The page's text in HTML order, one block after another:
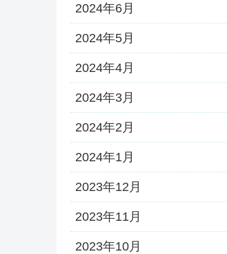
2024年6月
2024年5月
2024年4月
2024年3月
2024年2月
2024年1月
2023年12月
2023年11月
2023年10月